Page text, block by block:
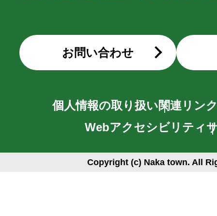
お問い合わせ
個人情報の取り扱い関連リン
Webアクセシビリティ
Copyright (c) Naka town. All